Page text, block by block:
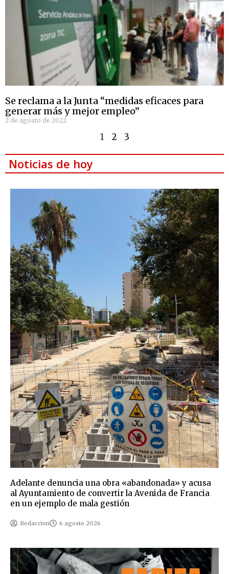
Se reclama a la Junta “medidas eficaces para
generar más y mejor empleo”
2 de agosto de 2022
1 2 3
Noticias de hoy
Adelante denuncia una obra «abandonada» y acusa
al Ayuntamiento de convertir la Avenida de Francia
en un ejemplo de mala gestión
Redaccion 6 agosto 2026